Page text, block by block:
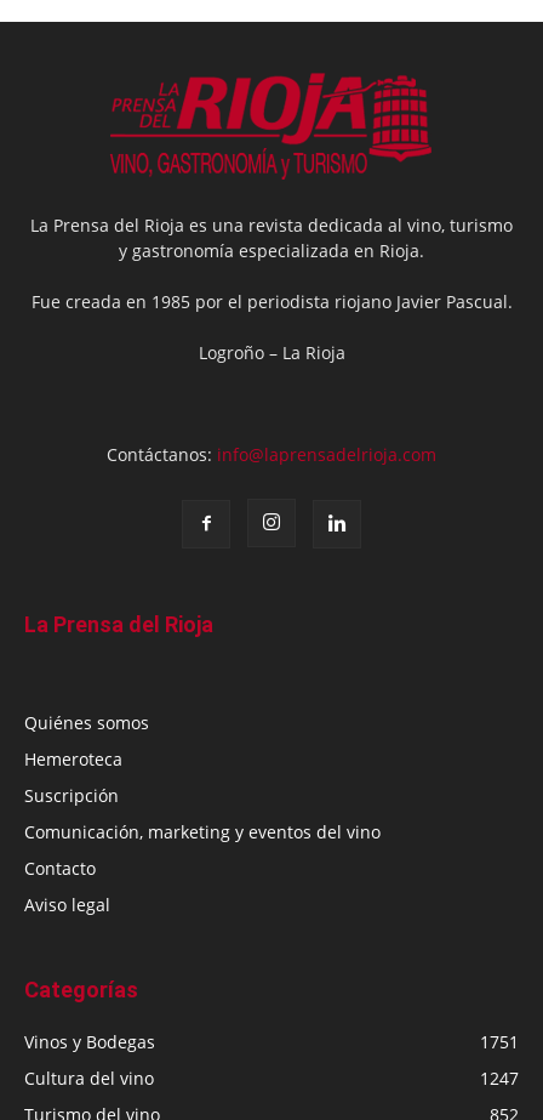
La Prensa del Rioja es una revista dedicada al vino, turismo
y gastronomía especializada en Rioja.
Fue creada en 1985 por el periodista riojano Javier Pascual.
Logroño – La Rioja
Contáctanos: info@laprensadelrioja.com
La Prensa del Rioja
Quiénes somos
Hemeroteca
Suscripción
Comunicación, marketing y eventos del vino
Contacto
Aviso legal
Categorías
Vinos y Bodegas
1751
Cultura del vino
1247
Turismo del vino
852